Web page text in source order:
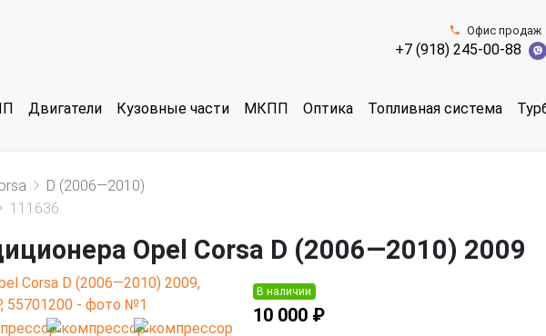
Офис продаж
+7 (918) 245-00-88
Двигатели Кузовные части МКПП Оптика Топливная система
D (2006—2010)
111636
Opel Corsa D (2006—2010) 2009
В наличии
10 000 ₽